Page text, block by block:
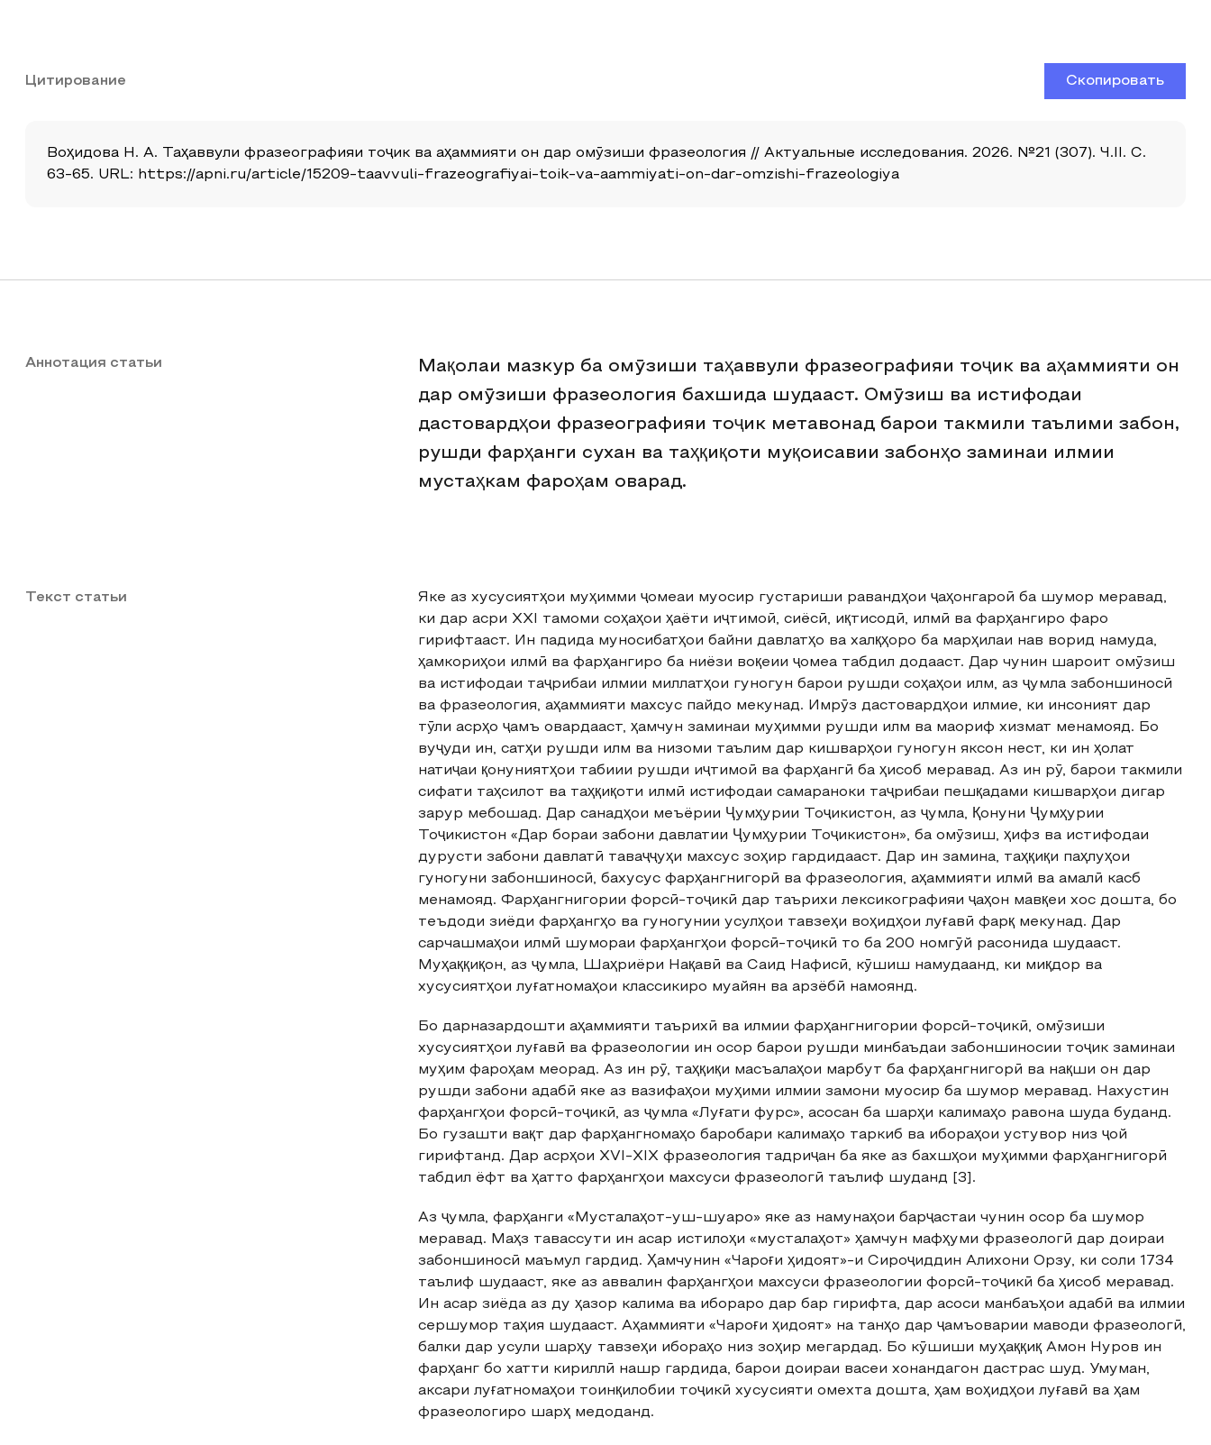
Цитирование Скопировать
Воҳидова Н. А. Таҳаввули фразеографияи тоҷик ва аҳаммияти он дар омӯзиши фразеология // Актуальные исследования. 2026. №21 (307). Ч.II. С.
63-65. URL: https://apni.ru/article/15209-taavvuli-frazeografiyai-toik-va-aammiyati-on-dar-omzishi-frazeologiya
Аннотация статьи
Мақолаи мазкур ба омӯзиши таҳаввули фразеографияи тоҷик ва аҳаммияти он
дар омӯзиши фразеология бахшида шудааст. Омӯзиш ва истифодаи
дастовардҳои фразеографияи тоҷик метавонад барои такмили таълими забон,
рушди фарҳанги сухан ва таҳқиқоти муқоисавии забонҳо заминаи илмии
мустаҳкам фароҳам оварад.
Текст статьи
Яке аз хусусиятҳои муҳимми ҷомеаи муосир густариши равандҳои ҷаҳонгароӣ ба шумор меравад,
ки дар асри XXI тамоми соҳаҳои ҳаёти иҷтимоӣ, сиёсӣ, иқтисодӣ, илмӣ ва фарҳангиро фаро
гирифтааст. Ин падида муносибатҳои байни давлатҳо ва халқҳоро ба марҳилаи нав ворид намуда,
ҳамкориҳои илмӣ ва фарҳангиро ба ниёзи воқеии ҷомеа табдил додааст. Дар чунин шароит омӯзиш
ва истифодаи таҷрибаи илмии миллатҳои гуногун барои рушди соҳаҳои илм, аз ҷумла забоншиносӣ
ва фразеология, аҳаммияти махсус пайдо мекунад. Имрӯз дастовардҳои илмие, ки инсоният дар
тӯли асрҳо ҷамъ овардааст, ҳамчун заминаи муҳимми рушди илм ва маориф хизмат менамояд. Бо
вуҷуди ин, сатҳи рушди илм ва низоми таълим дар кишварҳои гуногун яксон нест, ки ин ҳолат
натиҷаи қонуниятҳои табиии рушди иҷтимоӣ ва фарҳангӣ ба ҳисоб меравад. Аз ин рӯ, барои такмили
сифати таҳсилот ва таҳқиқоти илмӣ истифодаи самараноки таҷрибаи пешқадами кишварҳои дигар
зарур мебошад. Дар санадҳои меъёрии Ҷумҳурии Тоҷикистон, аз ҷумла, Қонуни Ҷумҳурии
Тоҷикистон «Дар бораи забони давлатии Ҷумҳурии Тоҷикистон», ба омӯзиш, ҳифз ва истифодаи
дурусти забони давлатӣ таваҷҷуҳи махсус зоҳир гардидааст. Дар ин замина, таҳқиқи паҳлуҳои
гуногуни забоншиносӣ, бахусус фарҳангнигорӣ ва фразеология, аҳаммияти илмӣ ва амалӣ касб
менамояд. Фарҳангнигории форсӣ-тоҷикӣ дар таърихи лексикографияи ҷаҳон мавқеи хос дошта, бо
теъдоди зиёди фарҳангҳо ва гуногунии усулҳои тавзеҳи воҳидҳои луғавӣ фарқ мекунад. Дар
сарчашмаҳои илмӣ шумораи фарҳангҳои форсӣ-тоҷикӣ то ба 200 номгӯй расонида шудааст.
Муҳаққиқон, аз ҷумла, Шаҳриёри Нақавӣ ва Саид Нафисӣ, кӯшиш намудаанд, ки миқдор ва
хусусиятҳои луғатномаҳои классикиро муайян ва арзёбӣ намоянд.
Бо дарназардошти аҳаммияти таърихӣ ва илмии фарҳангнигории форсӣ-тоҷикӣ, омӯзиши
хусусиятҳои луғавӣ ва фразеологии ин осор барои рушди минбаъдаи забоншиносии тоҷик заминаи
муҳим фароҳам меорад. Аз ин рӯ, таҳқиқи масъалаҳои марбут ба фарҳангнигорӣ ва нақши он дар
рушди забони адабӣ яке аз вазифаҳои муҳими илмии замони муосир ба шумор меравад. Нахустин
фарҳангҳои форсӣ-тоҷикӣ, аз ҷумла «Луғати фурс», асосан ба шарҳи калимаҳо равона шуда буданд.
Бо гузашти вақт дар фарҳангномаҳо баробари калимаҳо таркиб ва ибораҳои устувор низ ҷой
гирифтанд. Дар асрҳои XVI-XIX фразеология тадриҷан ба яке аз бахшҳои муҳимми фарҳангнигорӣ
табдил ёфт ва ҳатто фарҳангҳои махсуси фразеологӣ таълиф шуданд [3].
Аз ҷумла, фарҳанги «Мусталаҳот-уш-шуаро» яке аз намунаҳои барҷастаи чунин осор ба шумор
меравад. Маҳз тавассути ин асар истилоҳи «мусталаҳот» ҳамчун мафҳуми фразеологӣ дар доираи
забоншиносӣ маъмул гардид. Ҳамчунин «Чароғи ҳидоят»-и Сироҷиддин Алихони Орзу, ки соли 1734
таълиф шудааст, яке аз аввалин фарҳангҳои махсуси фразеологии форсӣ-тоҷикӣ ба ҳисоб меравад.
Ин асар зиёда аз ду ҳазор калима ва ибораро дар бар гирифта, дар асоси манбаъҳои адабӣ ва илмии
сершумор таҳия шудааст. Аҳаммияти «Чароғи ҳидоят» на танҳо дар ҷамъоварии маводи фразеологӣ,
балки дар усули шарҳу тавзеҳи ибораҳо низ зоҳир мегардад. Бо кӯшиши муҳаққиқ Амон Нуров ин
фарҳанг бо хатти кириллӣ нашр гардида, барои доираи васеи хонандагон дастрас шуд. Умуман,
аксари луғатномаҳои тоинқилобии тоҷикӣ хусусияти омехта дошта, ҳам воҳидҳои луғавӣ ва ҳам
фразеологиро шарҳ медоданд.